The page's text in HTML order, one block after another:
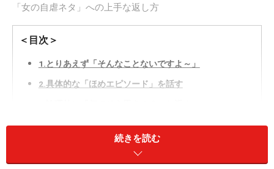
「女の自虐ネタ」への上手な返し方
＜目次＞
1.とりあえず「そんなことないですよ～」
2.具体的な「ほめエピソード」を話す
4.完璧主義からくる自虐には「そのままで良い」という
5.自分が「破滅型人間」にはまりやすいタイプなら、距
続きを読む